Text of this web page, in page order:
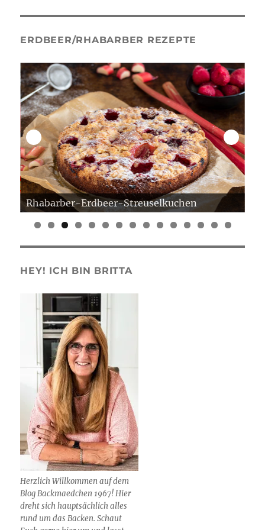
ERDBEER/RHABARBER REZEPTE
Rhabarber-Erdbeer-Streuselkuchen
0 1 2 3 4 5
HEY! ICH BIN BRITTA
Herzlich Willkommen auf dem
Blog Backmaedchen 1967! Hier
dreht sich hauptsächlich alles
rund um das Backen. Schaut